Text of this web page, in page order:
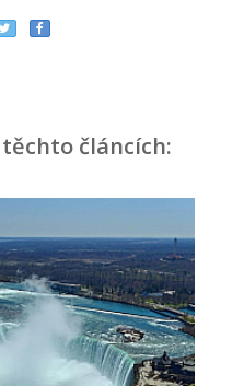
článcích: